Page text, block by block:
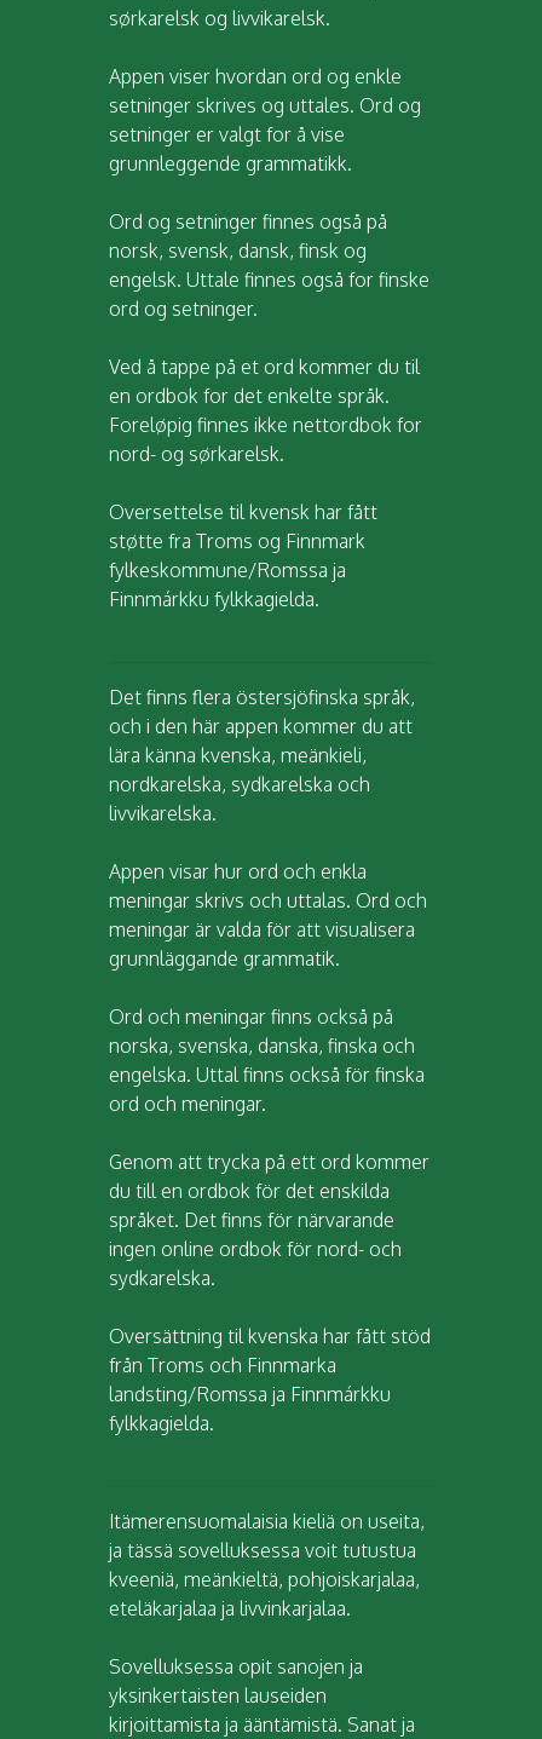
sørkarelsk og livvikarelsk.
Appen viser hvordan ord og enkle
setninger skrives og uttales. Ord og
setninger er valgt for å vise
grunnleggende grammatikk.
Ord og setninger finnes også på
norsk, svensk, dansk, finsk og
engelsk. Uttale finnes også for finske
ord og setninger.
Ved å tappe på et ord kommer du til
en ordbok for det enkelte språk.
Foreløpig finnes ikke nettordbok for
nord- og sørkarelsk.
Oversettelse til kvensk har fått
støtte fra Troms og Finnmark
fylkeskommune/Romssa ja
Finnmárkku fylkkagielda.
Det finns flera östersjöfinska språk,
och i den här appen kommer du att
lära känna kvenska, meänkieli,
nordkarelska, sydkarelska och
livvikarelska.
Appen visar hur ord och enkla
meningar skrivs och uttalas. Ord och
meningar är valda för att visualisera
grunnläggande grammatik.
Ord och meningar finns också på
norska, svenska, danska, finska och
engelska. Uttal finns också för finska
ord och meningar.
Genom att trycka på ett ord kommer
du till en ordbok för det enskilda
språket. Det finns för närvarande
ingen online ordbok för nord- och
sydkarelska.
Oversättning til kvenska har fått stöd
från Troms och Finnmarka
landsting/Romssa ja Finnmárkku
fylkkagielda.
Itämerensuomalaisia kieliä on useita,
ja tässä sovelluksessa voit tutustua
kveeniä, meänkieltä, pohjoiskarjalaa,
eteläkarjalaa ja livvinkarjalaa.
Sovelluksessa opit sanojen ja
yksinkertaisten lauseiden
kirjoittamista ja ääntämistä. Sanat ja